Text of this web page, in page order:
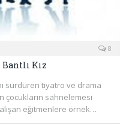
8
Bantlı Kız
sürdüren tiyatro ve drama
çocukların sahnelemesi
eğitmenlere örnek…